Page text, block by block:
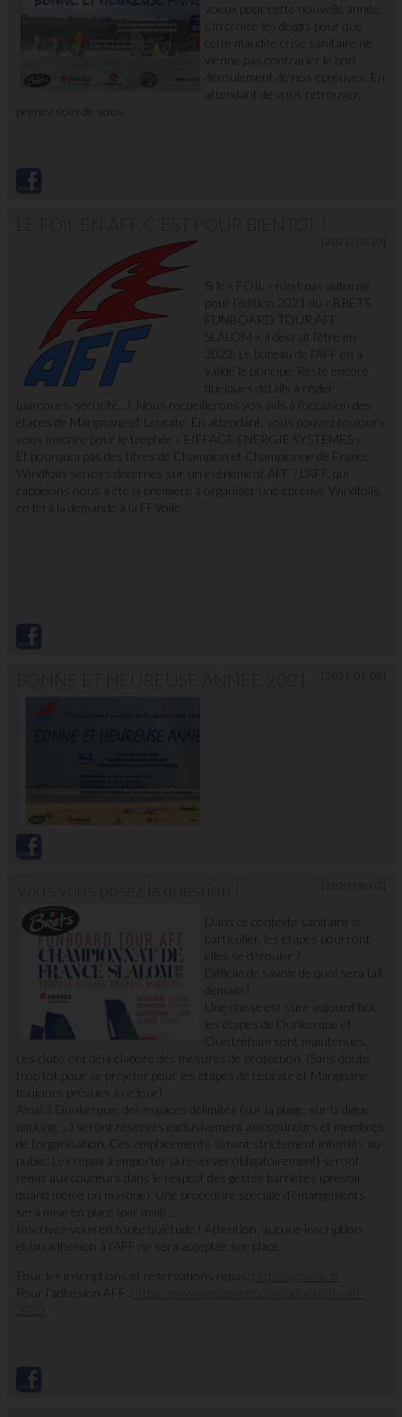
voeux pour cette nouvelle année.
On croise les doigts pour que
cette maudite crise sanitaire ne
vienne pas contrarier le bon
déroulement de nos épreuves. En
attendant de vous retrouver,
prenez soin de vous.
Si le « FOIL » n’est pas autorisé
pour l’édition 2021 du « BRETS
FUNBOARD TOUR AFF
SLALOM », il devrait l’être en
2022. Le bureau de l’AFF en a
validé le principe. Reste encore
quelques détails à régler
(parcours, sécurité…). Nous recueillerons vos avis à l’occasion des
étapes de Marignane et Leucate. En attendant, vous pouvez toujours
vous inscrire pour le trophée « EIFFAGE ENERGIE SYSTEMES ».
Et pourquoi pas des titres de Champion et Championne de France
Windfoils seniors décernés sur un évènement AFF ? L’AFF, qui
rappelons nous a été la première à organiser une épreuve Windfoils,
en fera la demande à la FFVoile.
Dans ce contexte sanitaire si
particulier, les étapes pourront
elles se dérouler ?
Difficile de savoir de quoi sera fait
demain !
Une chose est sûre aujourd’hui,
les étapes de Dunkerque et
Ouistréham sont maintenues.
Les clubs ont déjà élaboré des mesures de protection. (Sans doute
trop tôt pour se projeter pour les étapes de Leucate et Marignane
toujours prévues à ce jour).
Ainsi à Dunkerque, des espaces délimités (sur la plage, sur la digue,
parking, …) seront réservés exclusivement aux coureurs et membres
de l’organisation. Ces emplacements seront strictement interdits au
public. Les repas à emporter (à réserver obligatoirement) seront
remis aux coureurs dans le respect des gestes barrières (prévoir
quand même un masque). Une procédure spéciale d’émargements
sera mise en place (par mail) …
Inscrivez-vous en toute quiétude ! Attention, aucune inscription
et/ou adhésion à l’AFF ne sera acceptée sur place.
Pour les inscriptions et réservations repas:
Pour l'adhésion AFF: